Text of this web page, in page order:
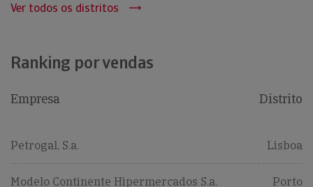
Ver todos os distritos
Ranking por vendas
Empresa Distrito
Petrogal, S.a. Lisboa
Modelo Continente Hipermercados S.a. Porto